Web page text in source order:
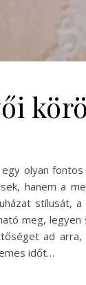
olyan
hanem a
stílusát,
meg,
ad
időt…